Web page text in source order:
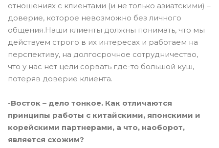
отношениях с клиентами (и не только азиатскими) –
доверие, которое невозможно без личного
общения.Наши клиенты должны понимать, что мы
действуем строго в их интересах и работаем на
перспективу, на долгосрочное сотрудничество,
что у нас нет цели сорвать где-то большой куш,
потеряв доверие клиента.
-Восток – дело тонкое. Как отличаются
принципы работы с китайскими, японскими и
корейскими партнерами, а что, наоборот,
является схожим?